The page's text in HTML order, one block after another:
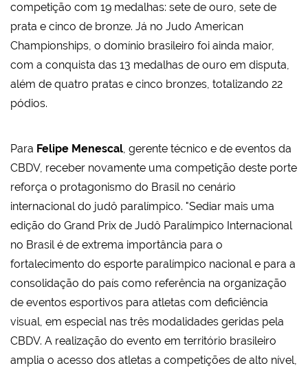
competição com 19 medalhas: sete de ouro, sete de
prata e cinco de bronze. Já no Judo American
Championships, o domínio brasileiro foi ainda maior,
com a conquista das 13 medalhas de ouro em disputa,
além de quatro pratas e cinco bronzes, totalizando 22
pódios.
Para Felipe Menescal, gerente técnico e de eventos da
CBDV, receber novamente uma competição deste porte
reforça o protagonismo do Brasil no cenário
internacional do judô paralímpico. "Sediar mais uma
edição do Grand Prix de Judô Paralímpico Internacional
no Brasil é de extrema importância para o
fortalecimento do esporte paralímpico nacional e para a
consolidação do país como referência na organização
de eventos esportivos para atletas com deficiência
visual, em especial nas três modalidades geridas pela
CBDV. A realização do evento em território brasileiro
amplia o acesso dos atletas a competições de alto nível,